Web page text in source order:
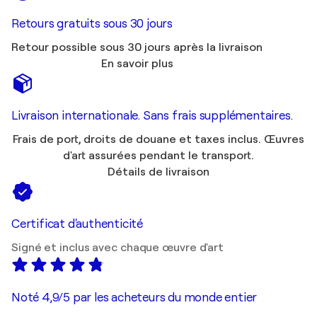
Retours gratuits sous 30 jours
Retour possible sous 30 jours après la livraison
En savoir plus
Livraison internationale. Sans frais supplémentaires.
Frais de port, droits de douane et taxes inclus. Œuvres
d'art assurées pendant le transport.
Détails de livraison
Certificat d'authenticité
Signé et inclus avec chaque œuvre d'art
Noté 4,9/5 par les acheteurs du monde entier